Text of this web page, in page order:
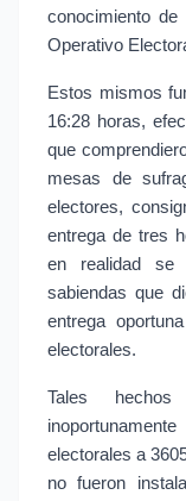
conocimiento
Operativo
Estos mismos
16:28 horas,
que
mesas de
electores,
entrega de tres
en realidad se
sabiendas que
entrega
electorales.
Tales
electorales a
no fueron